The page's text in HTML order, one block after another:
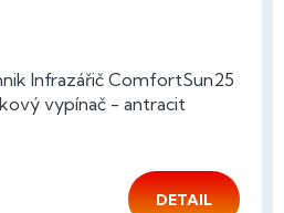
Infrazářič ComfortSun25
vypínač - antracit
DETAIL